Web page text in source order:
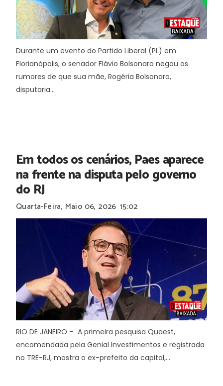
Durante um evento do Partido Liberal (PL) em
Florianópolis, o senador Flávio Bolsonaro negou os
rumores de que sua mãe, Rogéria Bolsonaro,
disputaria...
Em todos os cenários, Paes aparece
na frente na disputa pelo governo
do RJ
Quarta-Feira, Maio 06, 2026 15:02
RIO DE JANEIRO – A primeira pesquisa Quaest,
encomendada pela Genial Investimentos e registrada
no TRE-RJ, mostra o ex-prefeito da capital,...